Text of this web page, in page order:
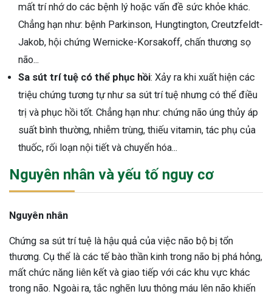
mất trí nhớ do các bệnh lý hoặc vấn đề sức khỏe khác.
Chẳng hạn như: bệnh Parkinson, Hungtington, Creutzfeldt-
Jakob, hội chứng Wernicke-Korsakoff, chấn thương sọ
não...
Sa sút trí tuệ có thể phục hồi: Xảy ra khi xuất hiện các
triệu chứng tương tự như sa sút trí tuệ nhưng có thể điều
trị và phục hồi tốt. Chẳng hạn như: chứng não úng thủy áp
suất bình thường, nhiễm trùng, thiếu vitamin, tác phụ của
thuốc, rối loạn nội tiết và chuyển hóa...
Nguyên nhân và yếu tố nguy cơ
Nguyên nhân
Chứng sa sút trí tuệ là hậu quả của việc não bộ bị tổn
thương. Cụ thể là các tế bào thần kinh trong não bị phá hỏng,
mất chức năng liên kết và giao tiếp với các khu vực khác
trong não. Ngoài ra, tắc nghẽn lưu thông máu lên não khiến